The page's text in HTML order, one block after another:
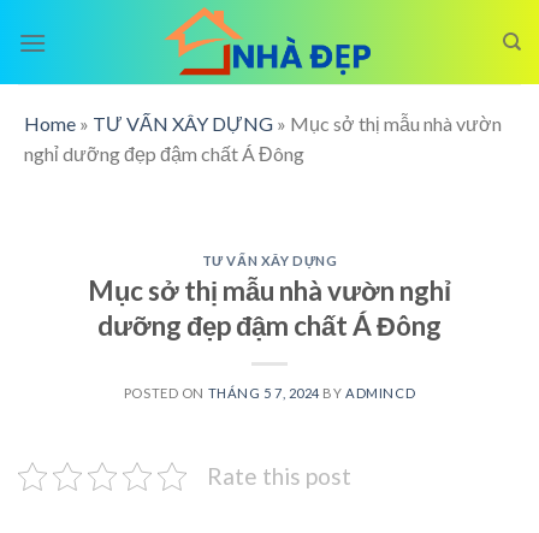
Home » TƯ VẤN XÂY DỰNG » Mục sở thị mẫu nhà vườn
nghỉ dưỡng đẹp đậm chất Á Đông
TƯ VẤN XÂY DỰNG
Mục sở thị mẫu nhà vườn nghỉ
dưỡng đẹp đậm chất Á Đông
POSTED ON THÁNG 5 7, 2024 BYADMINCD
Rate this post